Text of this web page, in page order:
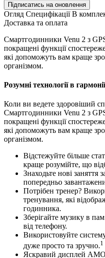
Підписатись на оновлення
Огляд Специфікації В
Доставка та оплата
Cмартгодинники Venu 2 з
покращені функції
які допоможуть вам краще
організмом.
Розумні технології в
Коли ви ведете здоровіший
Cмартгодинники Venu 2 з
покращені функції
які допоможуть вам краще
організмом.
Відстежуйте більше
краще розумійте, що
Знаходьте нові заняття
попередньо
Потрібен тренер?
тренування, які
годинника.
Зберігайте музику в
від телефону.
Використовуйте
дуже просто та зручно.1
Яскравий дисплей